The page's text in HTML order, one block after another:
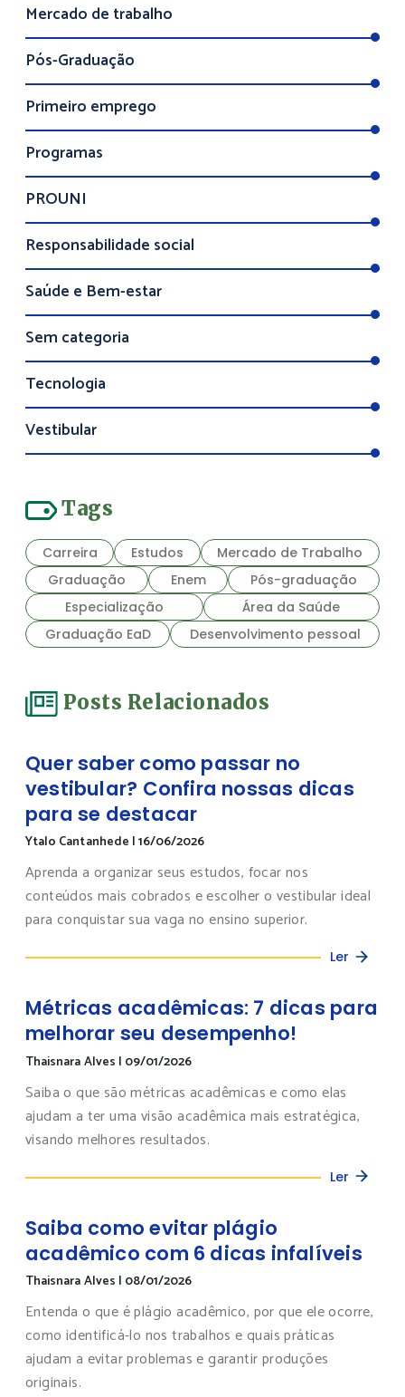
Mercado de trabalho
Pós-Graduação
Primeiro emprego
Programas
PROUNI
Responsabilidade social
Saúde e Bem-estar
Sem categoria
Tecnologia
Vestibular
Tags
Carreira Estudos
Mercado de Trabalho
Graduação
Enem
Pós-graduação
Especialização
Área da Saúde
Graduação EaD
Desenvolvimento pessoal
Posts Relacionados
Quer saber como passar no
vestibular? Confira nossas dicas
para se destacar
Ytalo Cantanhede |16/06/2026
Aprenda a organizar seus estudos, focar nos
conteúdos mais cobrados e escolher o vestibular ideal
para conquistar sua vaga no ensino superior.
Ler
Métricas acadêmicas: 7 dicas para
melhorar seu desempenho!
Thaisnara Alves | 09/01/2026
Saiba o que são métricas acadêmicas e como elas
ajudam a ter uma visão acadêmica mais estratégica,
visando melhores resultados.
Ler
Saiba como evitar plágio
acadêmico com 6 dicas infalíveis
Thaisnara Alves | 08/01/2026
Entenda o que é plágio acadêmico, por que ele ocorre,
como identificá-lo nos trabalhos e quais práticas
ajudam a evitar problemas e garantir produções
originais.